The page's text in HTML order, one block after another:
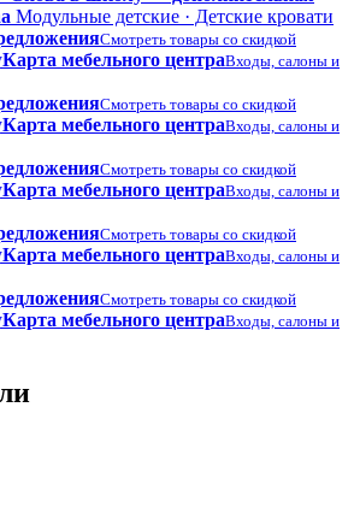
Модульные детские · Детские кровати
Смотреть товары со скидкой
Карта мебельного центраВходы, салоны и
Смотреть товары со скидкой
Карта мебельного центраВходы, салоны и
Смотреть товары со скидкой
Карта мебельного центраВходы, салоны и
Смотреть товары со скидкой
Карта мебельного центраВходы, салоны и
Смотреть товары со скидкой
Карта мебельного центраВходы, салоны и